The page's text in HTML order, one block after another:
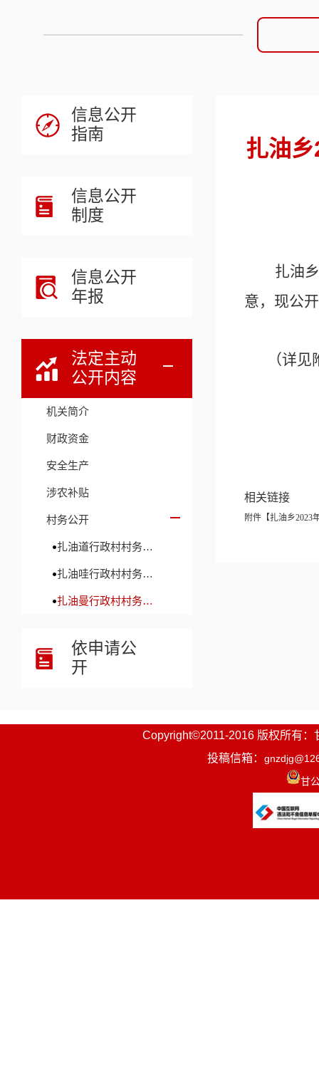
信息公开
指南
信息公开
制度
信息公开
年报
法定主动
公开内容
机关简介
财政资金
安全生产
涉农补贴
村务公开
扎油道行政村村务公开
扎油哇行政村村务公开
扎油曼行政村村务公开
依申请公
开
扎油
扎油乡
意，现公
（详
相关链接
附件【扎油乡2023
Copyright©2011-2016 版权所有：
投稿信箱：
甘